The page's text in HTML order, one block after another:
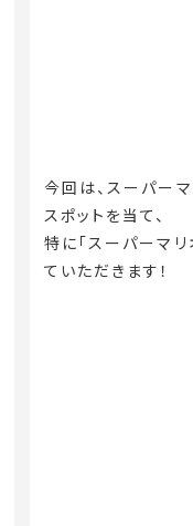
今回は、スーパー
スポットを当て、
特に「スーパーマ
ていただきます！